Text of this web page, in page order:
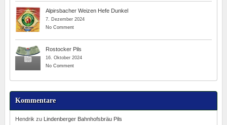
Alpirsbacher Weizen Hefe Dunkel
7. Dezember 2024
No Comment
Rostocker Pils
16. Oktober 2024
No Comment
Kommentare
Hendrik zu
Lindenberger Bahnhofsbräu Pils